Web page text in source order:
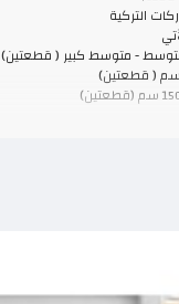
التركية
- متوسط كبير ( قطعتين)